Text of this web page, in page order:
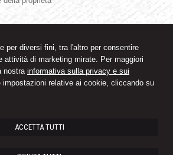
per diversi fini, tra l'altro per consentire
attività di marketing mirate. Per maggiori
nostra informativa sulla privacy e sui
impostazioni relative ai cookie, cliccando su
ACCETTA TUTTI
sparita
delle indagini nell'ecosistema investigativo